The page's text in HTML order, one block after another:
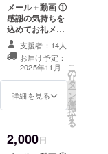
メール＋動画 ①
感謝の気持ちを
込めてお礼メー
ル（データ） ②
芦屋ラグビース
クールオリジナ
ル動画（デー
タ）《予定内
容》…歓喜の関
熱が伝わる写真
100枚程度。ア
支援者：14人
お届け予定：
2025年11月
詳細を見る
こ
の
リ
タ
ー
ン
を
選
択
す
る
2,000円